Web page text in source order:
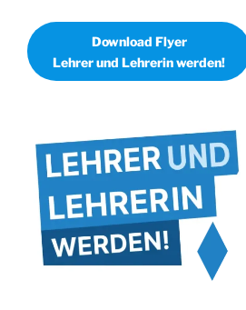
Download Flyer
Lehrer und Lehrerin werden!